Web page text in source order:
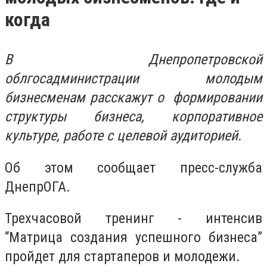
когда
В Днепропетровской
облгосадминистрации молодым
бизнесменам расскажут о формировании
структуры бизнеса, корпоративное
культуре, работе с целевой аудиторией.
Об этом сообщает пресс-служба
ДнепрОГА.
Трехчасовой тренинг - интенсив
“Матрица создания успешного бизнеса”
пройдет для стартаперов и молодежи.